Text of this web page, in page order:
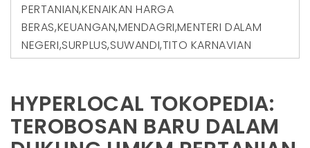
PERTANIAN,KENAIKAN HARGA
BERAS,KEUANGAN,MENDAGRI,MENTERI DALAM
NEGERI,SURPLUS,SUWANDI,TITO KARNAVIAN
HYPERLOCAL TOKOPEDIA:
TEROBOSAN BARU DALAM